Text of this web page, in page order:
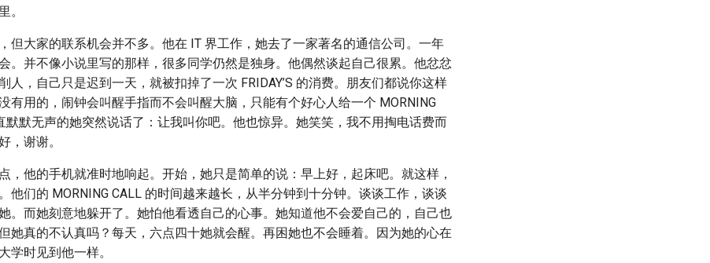
。
但大家的联系机会并不多。他在 IT 界工作，她去了一家著名的通信公司。一年
。并不像小说里写的那样，很多同学仍然是独身。他偶然谈起自己很累。他忿忿
人，自己只是迟到一天，就被扣掉了一次 FRIDAY’S 的消费。朋友们都说你这样
有用的，闹钟会叫醒手指而不会叫醒大脑，只能有个好心人给一个 MORNING
默默无声的她突然说话了：让我叫你吧。他也惊异。她笑笑，我不用掏电话费而
，谢谢。
，他的手机就准时地响起。开始，她只是简单的说：早上好，起床吧。就这样，
他们的 MORNING CALL 的时间越来越长，从半分钟到十分钟。谈谈工作，谈谈
。而她刻意地躲开了。她怕他看透自己的心事。她知道他不会爱自己的，自己也
她真的不认真吗？每天，六点四十她就会醒。再困她也不会睡着。因为她的心在
学时见到他一样。